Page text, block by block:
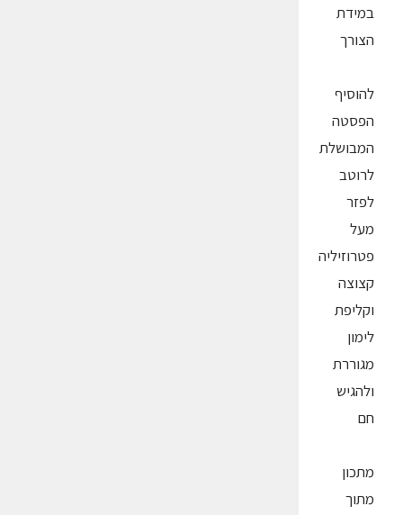
במידת
הצורך
להוסיף
הפסטה
המבושלת
לרוטב
לפזר
מעל
פטרוזיליה
קצוצה
וקליפת
לימון
מגוררת
ולהגיש
חם
מתכון
מתוך